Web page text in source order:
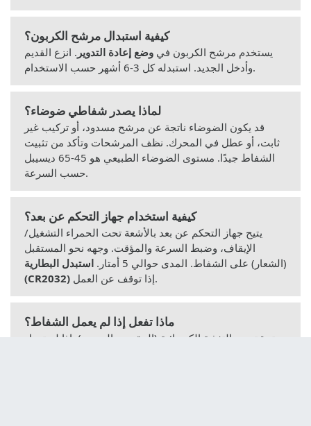
كيفية استبدال مرشح الكربون؟
يستخدم مرشح الكربون في وضع إعادة التدوير . انزع القديم
وأدخل الجديد. استبدله كل 3-6 أشهر حسب الاستخدام.
لماذا يصدر شفاطي ضوضاء؟
قد يكون الضوضاء ناتجة عن مرشح مسدود، أو تركيب غير
ثابت، أو عطل في المحرك. نظف المرشحات وتأكد من تثبيت
الشفاط جيدًا. مستوى الضوضاء الطبيعي هو 45-65 ديسيبل
حسب السرعة.
كيفية استخدام جهاز التحكم عن بعد؟
يتيح جهاز التحكم عن بعد بالأشعة تحت الحمراء التشغيل/
الإيقاف، وضبط السرعة والمؤقت. وجهه نحو المستقبل
(الشعار) على الشفاط. المدى حوالي 5 أمتار.
استبدل البطارية
(CR2032)
إذا توقف عن العمل.
ماذا تفعل إذا لم يعمل الشفاط؟
تحقق من التغذية الكهربائية (المقبس، المصهر). إذا لم تعمل